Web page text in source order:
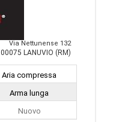
Via Nettunense 132
00075 LANUVIO (RM)
Aria compressa
Arma lunga
Nuovo